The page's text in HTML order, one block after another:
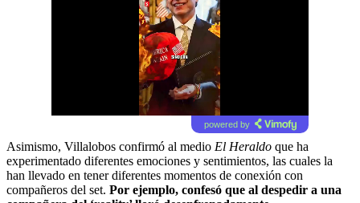
powered by
Asimismo, Villalobos confirmó al medio El Heraldo que ha
experimentado diferentes emociones y sentimientos, las cuales la
han llevado en tener diferentes momentos de conexión con
compañeros del set. Por ejemplo, confesó que al despedir a una